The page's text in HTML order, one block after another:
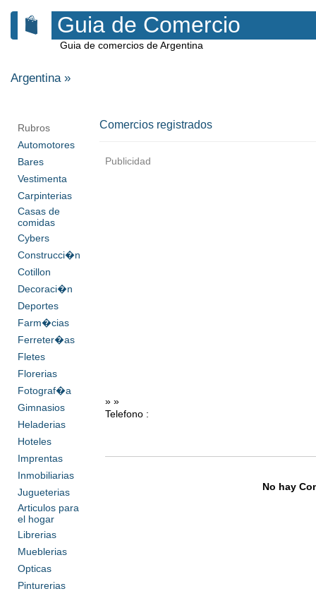
Guia de Comercio
Guia de comercios de Argentina
Argentina»
Rubros
Automotores
Bares
Vestimenta
Carpinterias
Casas de
comidas
Cybers
Construcci�n
Cotillon
Decoraci�n
Deportes
Farm�cias
Ferreter�as
Fletes
Florerias
Fotograf�a
Gimnasios
Heladerias
Hoteles
Imprentas
Inmobiliarias
Jugueterias
Articulos para
el hogar
Librerias
Mueblerias
Opticas
Pinturerias
Comercios registrados
Publicidad
» »
Telefono :
No hay